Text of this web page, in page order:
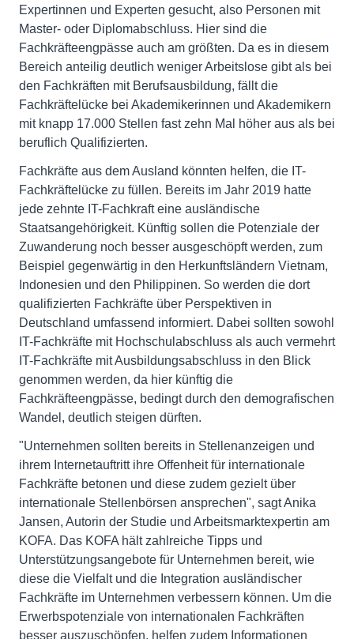
Expertinnen und Experten gesucht, also Personen mit
Master- oder Diplomabschluss. Hier sind die
Fachkräfteengpässe auch am größten. Da es in diesem
Bereich anteilig deutlich weniger Arbeitslose gibt als bei
den Fachkräften mit Berufsausbildung, fällt die
Fachkräftelücke bei Akademikerinnen und Akademikern
mit knapp 17.000 Stellen fast zehn Mal höher aus als bei
beruflich Qualifizierten.
Fachkräfte aus dem Ausland könnten helfen, die IT-
Fachkräftelücke zu füllen. Bereits im Jahr 2019 hatte
jede zehnte IT-Fachkraft eine ausländische
Staatsangehörigkeit. Künftig sollen die Potenziale der
Zuwanderung noch besser ausgeschöpft werden, zum
Beispiel gegenwärtig in den Herkunftsländern Vietnam,
Indonesien und den Philippinen. So werden die dort
qualifizierten Fachkräfte über Perspektiven in
Deutschland umfassend informiert. Dabei sollten sowohl
IT-Fachkräfte mit Hochschulabschluss als auch vermehrt
IT-Fachkräfte mit Ausbildungsabschluss in den Blick
genommen werden, da hier künftig die
Fachkräfteengpässe, bedingt durch den demografischen
Wandel, deutlich steigen dürften.
"Unternehmen sollten bereits in Stellenanzeigen und
ihrem Internetauftritt ihre Offenheit für internationale
Fachkräfte betonen und diese zudem gezielt über
internationale Stellenbörsen ansprechen", sagt Anika
Jansen, Autorin der Studie und Arbeitsmarktexpertin am
KOFA. Das KOFA hält zahlreiche Tipps und
Unterstützungsangebote für Unternehmen bereit, wie
diese die Vielfalt und die Integration ausländischer
Fachkräfte im Unternehmen verbessern können. Um die
Erwerbspotenziale von internationalen Fachkräften
besser auszuschöpfen, helfen zudem Informationen